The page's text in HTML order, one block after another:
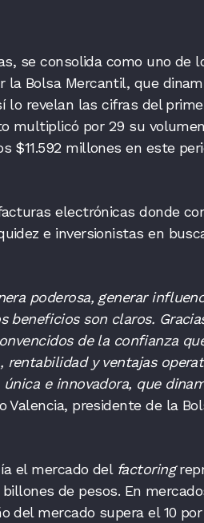
se consolida como uno de
la Bolsa Mercantil, que
lo revelan las cifras del
multiplicó por 29 su volumen
$11.592 millones en este
electrónicas donde
e inversionistas en
poderosa, generar
beneficios son claros.
de la confianza
rentabilidad y ventajas
e innovadora, que
Valencia, presidente de la
el mercado del factoring
de pesos. En
del mercado supera el 10